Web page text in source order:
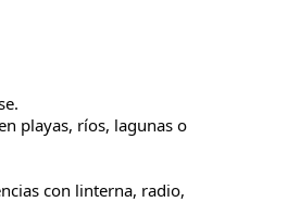
playas, ríos, lagunas o
con linterna, radio,